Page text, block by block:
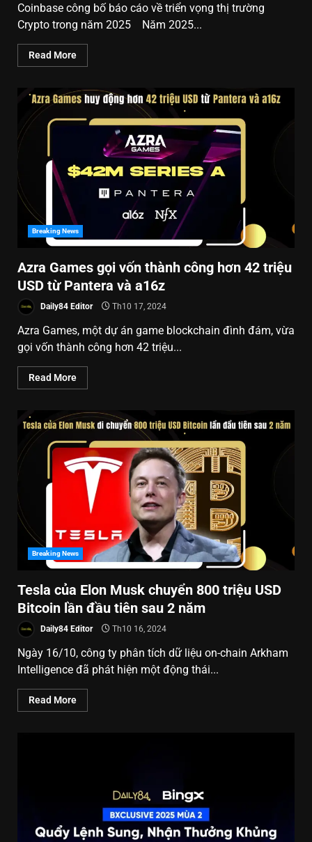
Coinbase công bố báo cáo về triển vọng thị trường
Crypto trong năm 2025 Năm 2025...
Read More
Breaking News
Azra Games gọi vốn thành công hơn 42 triệu
USD từ Pantera và a16z
Daily84 Editor Th10 17, 2024
Azra Games, một dự án game blockchain đình đám, vừa
gọi vốn thành công hơn 42 triệu...
Read More
Breaking News
Tesla của Elon Musk chuyển 800 triệu USD
Bitcoin lần đầu tiên sau 2 năm
Daily84 Editor Th10 16, 2024
Ngày 16/10, công ty phân tích dữ liệu on-chain Arkham
Intelligence đã phát hiện một động thái...
Read More